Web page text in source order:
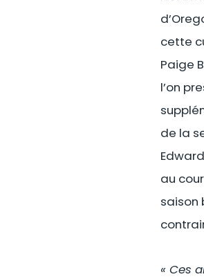
cette
Paige
l’on
de la
au
saison
« Ces